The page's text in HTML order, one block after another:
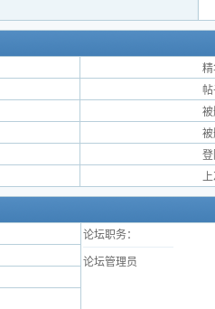
精
帖
被
被
登
上
论坛职务：
论坛管理员